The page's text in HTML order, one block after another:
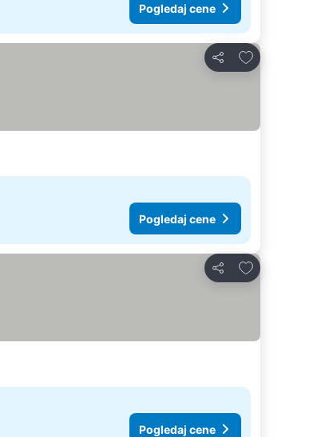
Pogledaj cene
Deli
Dodati u favorite
Pogledaj cene
Deli
Dodati u favorite
Pogledaj cene